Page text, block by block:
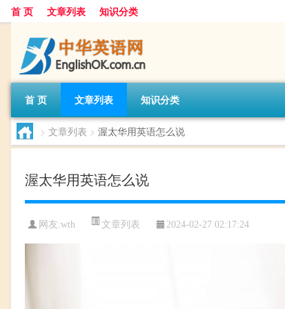
首 页 文章列表 知识分类
首 页 文章列表 知识分类
> 文章列表 > 渥太华用英语怎么说
渥太华用英语怎么说
网友:wth 文章列表 2024-02-27 02:17:24